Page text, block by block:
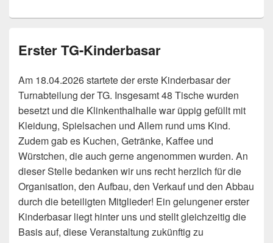
Erster TG-Kinderbasar
Am 18.04.2026 startete der erste Kinderbasar der
Turnabteilung der TG. Insgesamt 48 Tische wurden
besetzt und die Klinkenthalhalle war üppig gefüllt mit
Kleidung, Spielsachen und Allem rund ums Kind.
Zudem gab es Kuchen, Getränke, Kaffee und
Würstchen, die auch gerne angenommen wurden. An
dieser Stelle bedanken wir uns recht herzlich für die
Organisation, den Aufbau, den Verkauf und den Abbau
durch die beteiligten Mitglieder! Ein gelungener erster
Kinderbasar liegt hinter uns und stellt gleichzeitig die
Basis auf, diese Veranstaltung zukünftig zu